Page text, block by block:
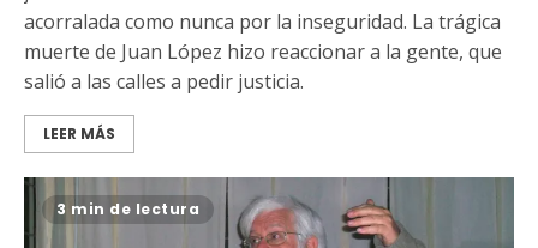
acorralada como nunca por la inseguridad. La trágica
muerte de Juan López hizo reaccionar a la gente, que
salió a las calles a pedir justicia.
LEER MÁS
3 min de lectura